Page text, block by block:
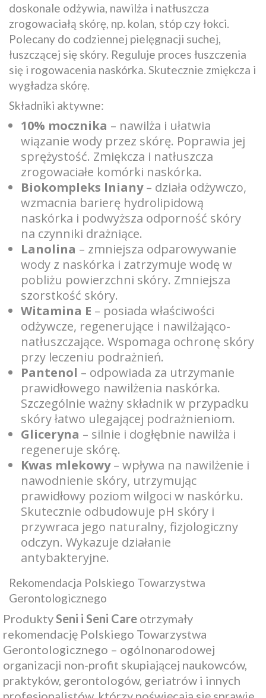
doskonale odżywia, nawilża i natłuszcza
zrogowaciałą skórę, np. kolan, stóp czy łokci.
Polecany do codziennej pielęgnacji suchej,
łuszczącej się skóry. Reguluje proces łuszczenia
się i rogowacenia naskórka. Skutecznie zmiękcza i
wygładza skórę.
Składniki aktywne:
10% mocznika – nawilża i ułatwia
wiązanie wody przez skórę. Poprawia jej
sprężystość. Zmiękcza i natłuszcza
zrogowaciałe komórki naskórka.
Biokompleks lniany– działa odżywczo,
wzmacnia barierę hydrolipidową
naskórka i podwyższa odporność skóry
na czynniki drażniące.
Lanolina – zmniejsza odparowywanie
wody z naskórka i zatrzymuje wodę w
pobliżu powierzchni skóry. Zmniejsza
szorstkość skóry.
Witamina E – posiada właściwości
odżywcze, regenerujące i nawilżająco-
natłuszczające. Wspomaga ochronę skóry
przy leczeniu podrażnień.
Pantenol – odpowiada za utrzymanie
prawidłowego nawilżenia naskórka.
Szczególnie ważny składnik w przypadku
skóry łatwo ulegającej podrażnieniom.
Gliceryna – silnie i dogłębnie nawilża i
regeneruje skórę.
Kwas mlekowy– wpływa na nawilżenie i
nawodnienie skóry, utrzymując
prawidłowy poziom wilgoci w naskórku.
Skutecznie odbudowuje pH skóry i
przywraca jego naturalny, fizjologiczny
odczyn. Wykazuje działanie
antybakteryjne.
Rekomendacja Polskiego Towarzystwa
Gerontologicznego
Produkty Seni i Seni Care otrzymały
rekomendację Polskiego Towarzystwa
Gerontologicznego – ogólnonarodowej
organizacji non-profit skupiającej naukowców,
praktyków, gerontologów, geriatrów i innych